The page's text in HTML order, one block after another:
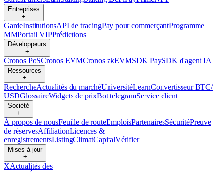
Entreprises
+
GardeInstitutionsAPI de tradingPay pour commerçantProgramme
MMPortail VIPPrédictions
Développeurs
+
Cronos PoSCronos EVMCronos zkEVMSDK PaySDK d'agent IA
Ressources
+
RechercheActualités du marchéUniversitéLearnConvertisseur BTC/
USDGlossaireWidgets de prixBot telegramService client
Société
+
À propos de nousFeuille de routeEmploisPartenairesSécuritéPreuve
de réservesAffiliationLicences &
enregistrementsListingClimatCapitalVérifier
Mises à jour
+
XActualités des